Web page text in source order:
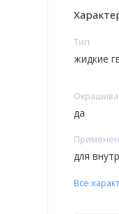
Тип
жидкие
да
для
Все